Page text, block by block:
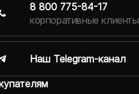
8 800 775-84-17
корпоративные клиенты
Наш Telegram-канал